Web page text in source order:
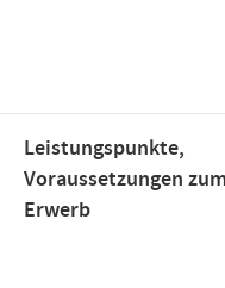
Leistungspunkte,
Voraussetzungen zum
Erwerb